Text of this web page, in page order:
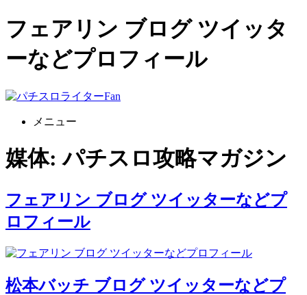
フェアリン ブログ ツイッタ
ーなどプロフィール
コ
ツ
へ
キ
ッ
プ
メニュー
媒体:パチスロ攻略マガジン
フェアリン ブログ ツイッターなどプ
ロフィール
松本バッチ ブログ ツイッターなどプ